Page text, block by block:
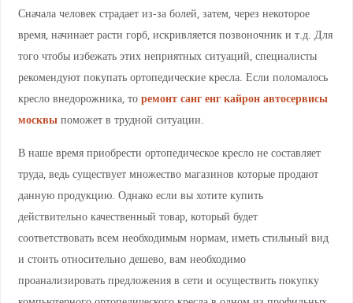
Сначала человек страдает из-за болей, затем, через некоторое
время, начинает расти горб, искривляется позвоночник и т.д. Для
того чтобы избежать этих неприятных ситуаций, специалисты
рекомендуют покупать ортопедические кресла. Если поломалось
кресло внедорожника, то ремонт санг енг кайрон автосервисы
москвыпоможет в трудной ситуации.
В наше время приобрести ортопедическое кресло не составляет
труда, ведь существует множество магазинов которые продают
данную продукцию. Однако если вы хотите купить
действительно качественный товар, который будет
соответствовать всем необходимым нормам, иметь стильный вид
и стоить относительно дешево, вам необходимо
проанализировать предложения в сети и осуществить покупку